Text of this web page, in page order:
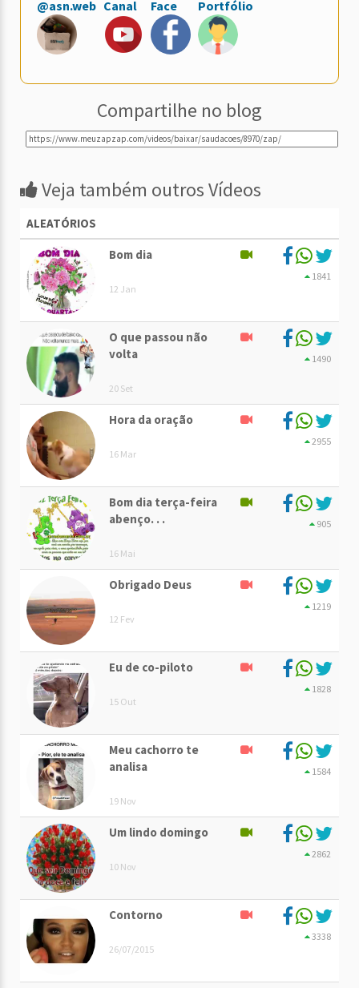
@asn.web Canal Face Portfólio
Compartilhe no blog
Veja também outros Vídeos
ALEATÓRIOS
Bom dia
12 Jan
1841
O que passou não
volta
20 Set
1490
Hora da oração
16 Mar
2955
Bom dia terça-feira
abenço. . .
16 Mai
905
Obrigado Deus
12 Fev
1219
Eu de co-piloto
15 Out
1828
Meu cachorro te
analisa
19 Nov
1584
Um lindo domingo
10 Nov
2862
Contorno
26/07/2015
3338